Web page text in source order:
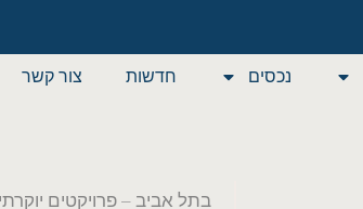
נכסים חדשות צור קשר
תל אביב היא אחד השווקים
בתל אביב – פרויקטים